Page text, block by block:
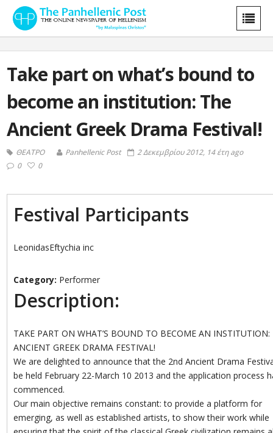
Take part on what’s bound to
become an institution: The
Ancient Greek Drama Festival!
ΘΕΑΤΡΟ Panhellenic Post
2 Δεκεμβρίου 2012, 14 έτη ago
0
0
Festival Participants
LeonidasEftychia inc
Category: Performer
Description:
TAKE PART ON WHAT’S BOUND TO BECOME AN INSTITUTION:
ANCIENT GREEK DRAMA FESTIVAL!
We are delighted to announce that the 2nd Ancient Drama
be held February 22-March 10 2013 and the application process
commenced.
Our main objective remains constant: to provide a platform for
emerging, as well as established artists, to show their work while